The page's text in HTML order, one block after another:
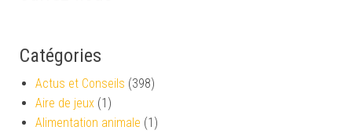
Catégories
Actus et Conseils (398)
Aire de jeux (1)
Alimentation animale (1)